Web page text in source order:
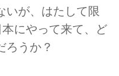
いが、はたして限
にやって来て、ど
ろうか？